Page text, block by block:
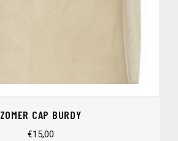
ZOMER CAP BURDY
€15,00